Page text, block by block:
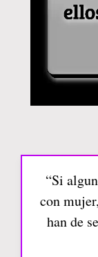
“Si
con
han de